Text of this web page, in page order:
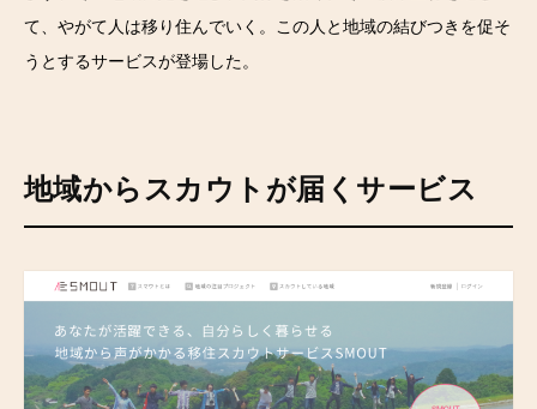
て、やがて人は移り住んでいく。この人と地域の結びつきを促そ
うとするサービスが登場した。
地域からスカウトが届くサービス